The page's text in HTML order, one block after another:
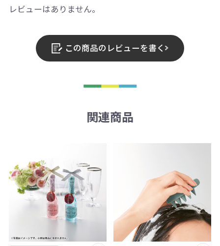
レビューはありません。
この商品のレビューを書く
関連商品